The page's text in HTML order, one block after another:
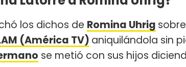
los dichos de Romina Uhrig
(América TV) aniquilándola sin
se metió con sus hijos